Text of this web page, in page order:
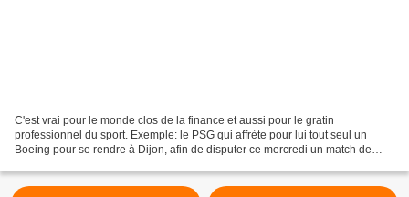
C'est vrai pour le monde clos de la finance et aussi pour le gratin
professionnel du sport. Exemple: le PSG qui affrète pour lui tout seul un
Boeing pour se rendre à Dijon, afin de disputer ce mercredi un match de